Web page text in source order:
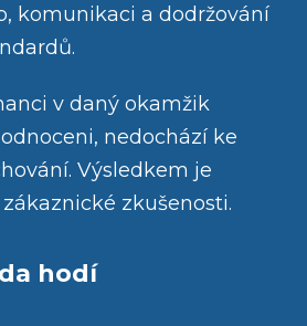
komunikaci a dodržování
v daný okamžik
nedochází ke
Výsledkem je
zkušenosti.
hodí